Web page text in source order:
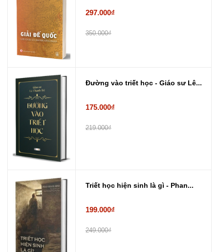
297.000₫
350.000₫
Đường vào triết học - Giáo sư Lê...
175.000₫
219.000₫
Triết học hiện sinh là gì - Phan...
199.000₫
249.000₫